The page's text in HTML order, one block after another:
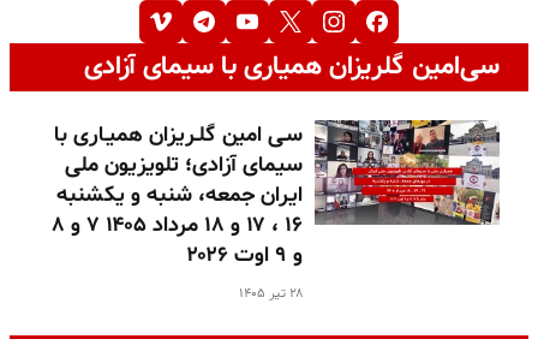
سی‌امین گلریزان همیاری با سیمای آزادی
سـی امین گلـریزان همیـاری با
سیمای آزادی؛ تلویزیون ملی
ایران جمعه، شنبه و یکشنبه
۱۶ ، ۱۷ و ۱۸ مرداد ۱۴۰۵ ۷ و ۸
و ۹ اوت ۲۰۲۶
۲۸ تیر ۱۴۰۵